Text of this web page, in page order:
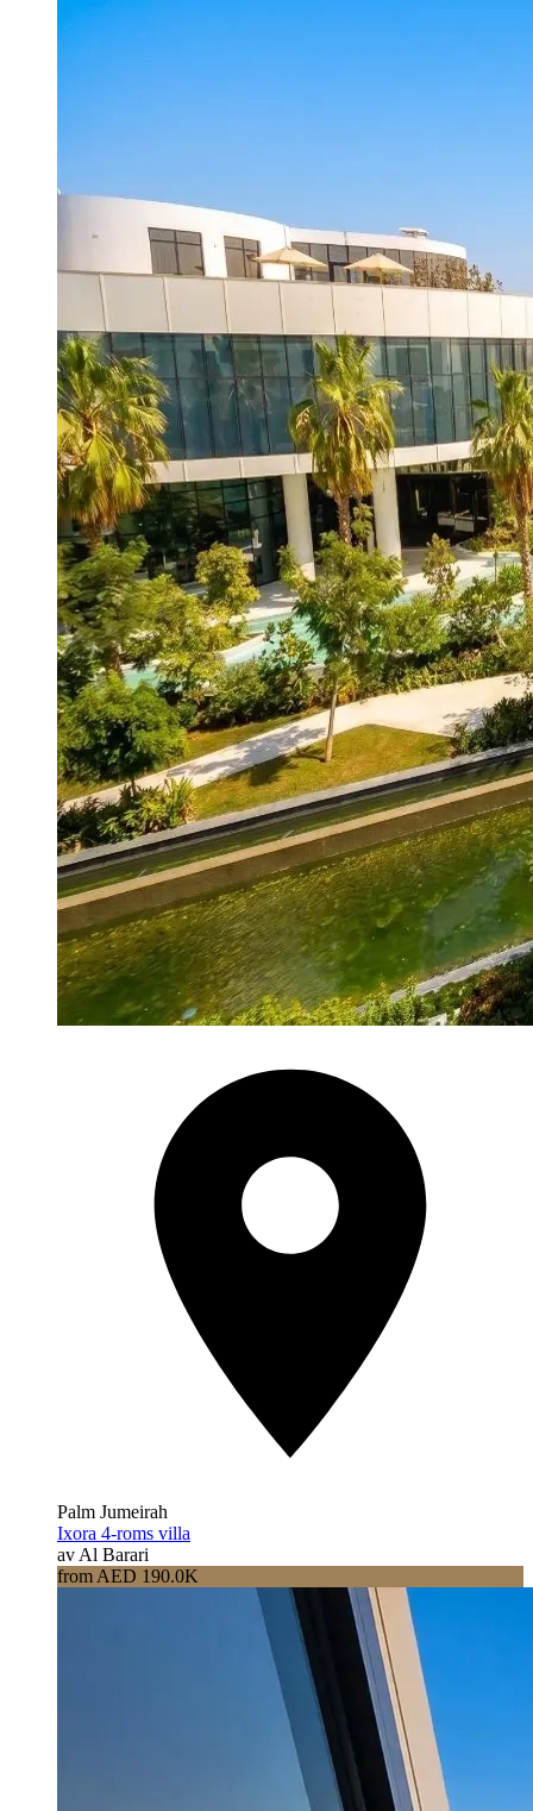
Palm Jumeirah
Ixora 4-roms villa
av Al Barari
from AED 190.0K